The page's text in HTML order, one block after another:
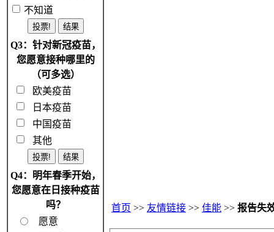
不知道
Q3：针对新冠疫苗，
您愿意接种哪里的
（可多选）
欧美疫苗
日本疫苗
中国疫苗
其他
Q4：明年春季开始，
您愿意在日接种疫苗
吗？
愿意
首页 >> 友情链接 >> 佳能 >> 报告失